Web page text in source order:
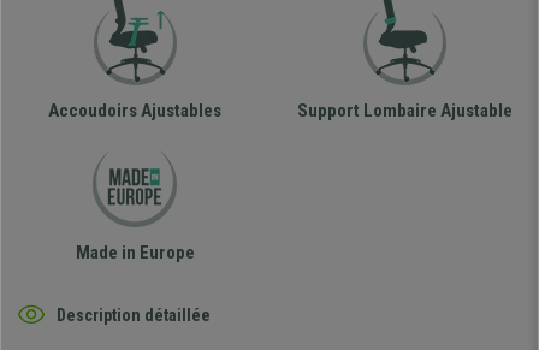
Accoudoirs Ajustables Support Lombaire Ajustable
Made in Europe
Description détaillée